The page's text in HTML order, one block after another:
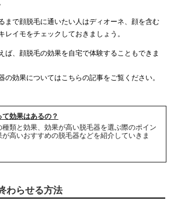
まで顔脱毛に通いたい人はディオーネ、顔を含む
レイモをチェックしておきましょう。
ば、顔脱毛の効果を自宅で体験することもできま
の効果についてはこちらの記事をご覧ください。
て効果はあるの？
種類と効果、効果が高い脱毛器を選ぶ際のポイン
が高いおすすめの脱毛器などを紹介していきま
わらせる方法